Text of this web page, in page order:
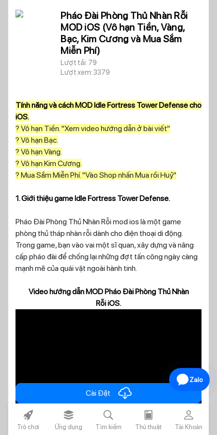
Pháo Đài Phòng Thủ Nhàn Rỗi
MOD iOS (Vô hạn Tiền, Vàng,
Bạc, Kim Cương và Mua Sắm
Miễn Phí)
Lượt tải: 79
Lượt xem: 3379
Tính năng và cách MOD Idle Fortress Tower Defense cho
iOS.
? Vô hạn Tiền. "Xem video hướng dẫn ở bài viết"
? Vô hạn Bạc.
? Vô hạn Vàng.
? Vô hạn Kim Cương.
? Mua Sắm Miễn Phí. "Vào Shop nhấn Mua rồi Huỷ"
1. Giới thiệu game Idle Fortress Tower Defense.
Pháo Đài Phòng Thủ Nhàn Rỗi mod ios là một game
phòng thủ tháp nhàn rỗi dành cho điện thoại di động.
Trong game, bạn vào vai một sĩ quan, xây dựng và nâng
cấp pháo đài để chống lại những đợt tấn công ngày càng
mạnh mẽ của quái vật ngoài hành tinh.
Video hướng dẫn MOD Pháo Đài Phòng Thủ Nhàn
Rỗi iOS.
Cài Đặt cloud_download
rocket_fill
Trò chơi
layers_alt_fill
Ứng dụng
search
Tìm kiếm
today
Thủ thuật
person
Tài Khoản
Zalo